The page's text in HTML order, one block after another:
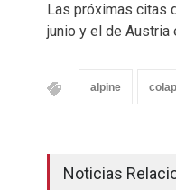
Las próximas citas
junio y el de Austria
alpine
Noticias